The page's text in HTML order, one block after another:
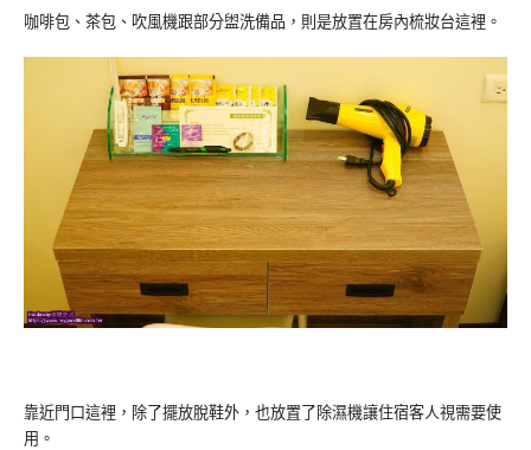
咖啡包、茶包、吹風機跟部分盥洗備品，則是放置在房內梳妝台這裡。
靠近門口這裡，除了擺放脫鞋外，也放置了除濕機讓住宿客人視需要使
用。